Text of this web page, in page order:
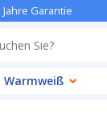
Jahre Garantie
Warmweiß